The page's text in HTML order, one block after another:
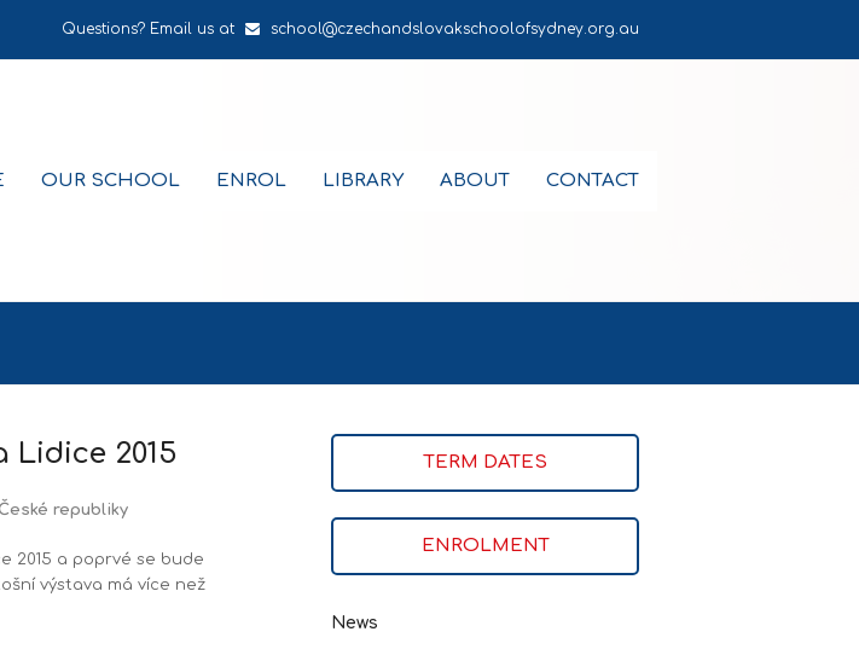
Questions? Email us at school@czechandslovakschoolofsydney.org.au
OUR SCHOOL ENROL LIBRARY ABOUT CONTACT
2015
republiky
2015 a poprvé se bude
výstava má více než
TERM DATES
ENROLMENT
News